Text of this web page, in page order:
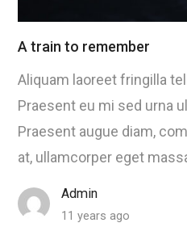
A train to remember
Aliquam laoreet fringilla
Praesent eu mi sed urna
Praesent augue diam,
at, ullamcorper eget
Admin
11 years ago